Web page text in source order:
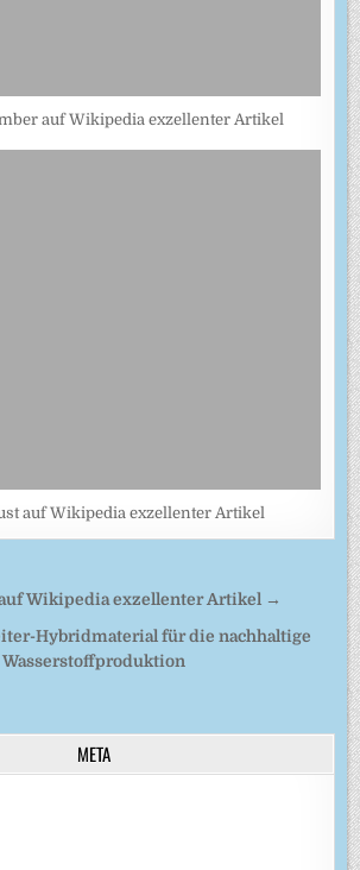
auf Wikipedia exzellenter Artikel
auf Wikipedia exzellenter Artikel
Wikipedia exzellenter Artikel →
Hybridmaterial für die nachhaltige
Wasserstoffproduktion
META